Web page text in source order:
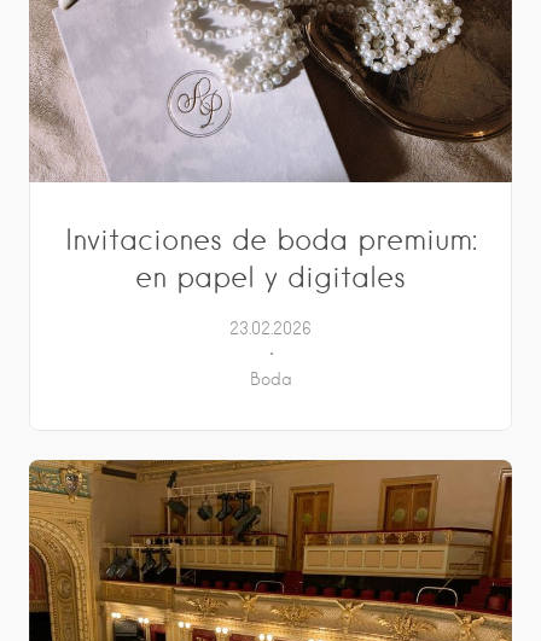
Invitaciones de boda premium:
en papel y digitales
23.02.2026
Boda